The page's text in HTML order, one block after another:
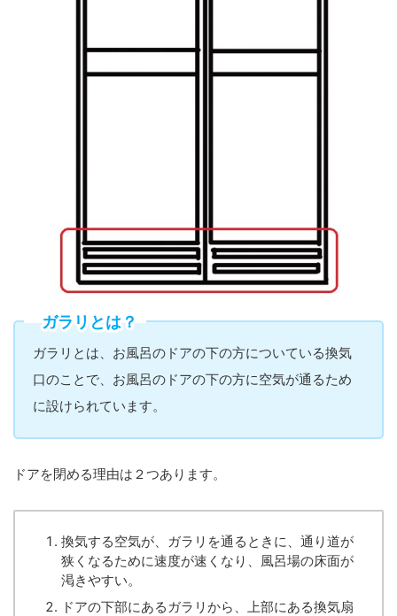
ガラリとは？
ガラリとは、お風呂のドアの下の方についている換気
口のことで、お風呂のドアの下の方に空気が通るため
に設けられています。
ドアを閉める理由は２つあります。
換気する空気が、ガラリを通るときに、通り道が
狭くなるために速度が速くなり、風呂場の床面が
渇きやすい。
ドアの下部にあるガラリから、上部にある換気扇